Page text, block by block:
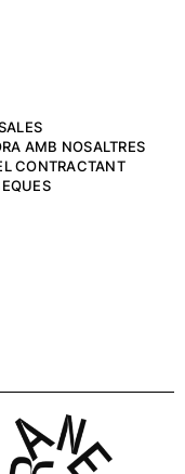
AMB NOSALTRES
CONTRACTANT